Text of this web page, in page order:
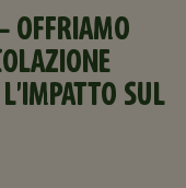
OFFRIAMO
SUL